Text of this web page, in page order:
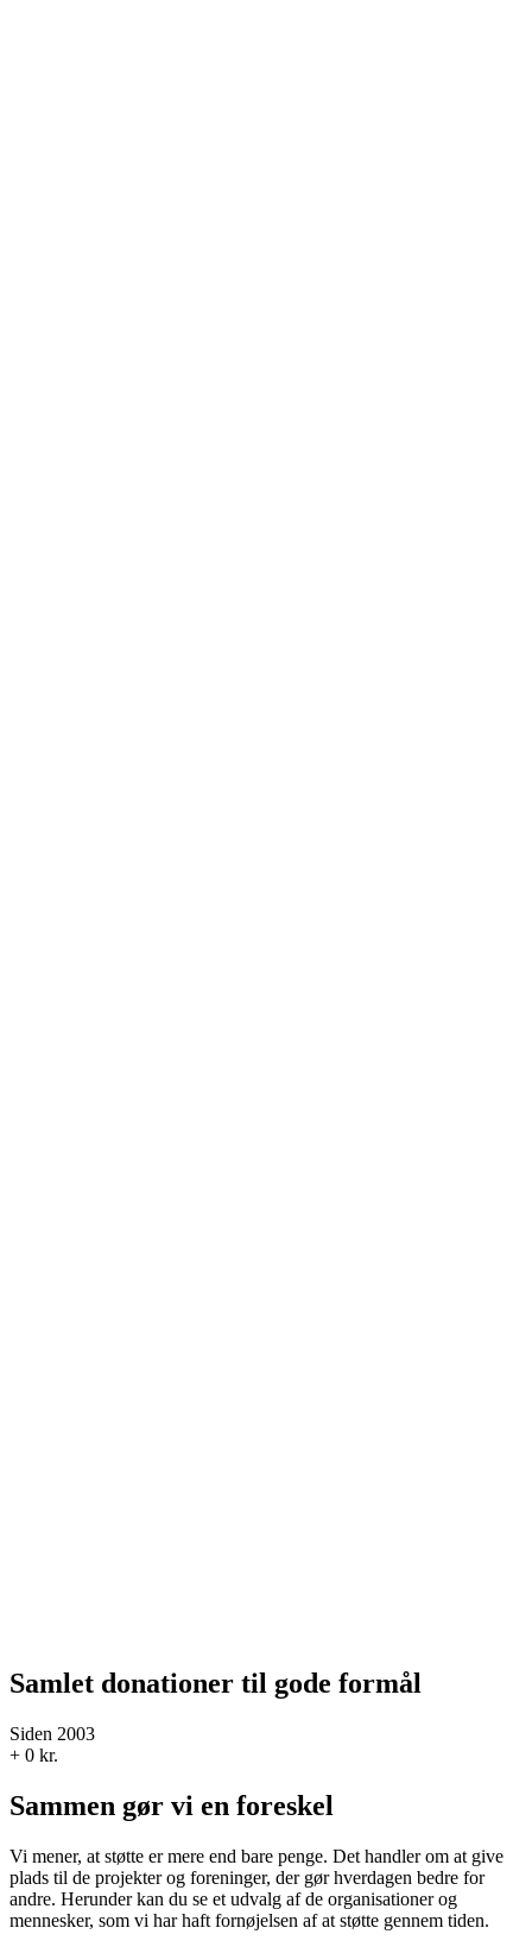
Samlet donationer til gode formål
Siden 2003
+ 0 kr.
Sammen gør vi en foreskel
Vi mener, at støtte er mere end bare penge. Det handler om at give
plads til de projekter og foreninger, der gør hverdagen bedre for
andre. Herunder kan du se et udvalg af de organisationer og
mennesker, som vi har haft fornøjelsen af at støtte gennem tiden.